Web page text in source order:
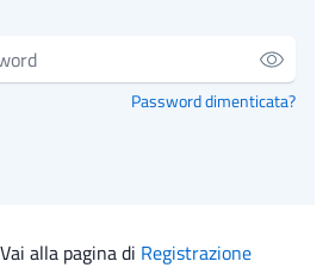
Password dimenticata?
alla pagina di Registrazione